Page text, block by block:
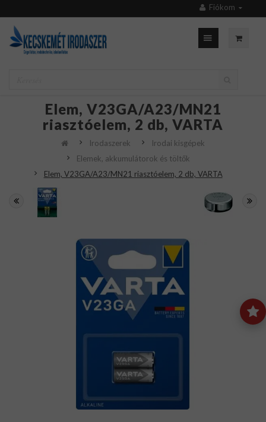
Fiókom
Elem, V23GA/A23/MN21
riasztóelem, 2 db, VARTA
Irodaszerek
Irodai kisgépek
Elemek, akkumulátorok és töltők
Elem, V23GA/A23/MN21 riasztóelem, 2 db, VARTA